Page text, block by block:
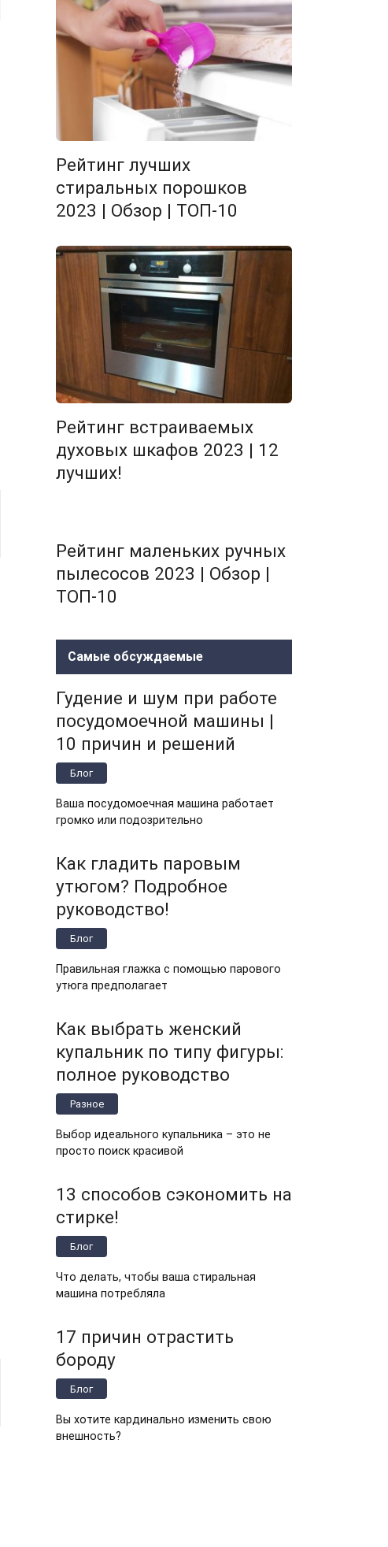
Рейтинг лучших
стиральных порошков
2023 | Обзор | ТОП-10
Рейтинг встраиваемых
духовых шкафов 2023 | 12
лучших!
Рейтинг маленьких ручных
пылесосов 2023 | Обзор |
ТОП-10
Самые обсуждаемые
Гудение и шум при работе
посудомоечной машины |
10 причин и решений
Блог
Ваша посудомоечная машина работает
громко или подозрительно
Как гладить паровым
утюгом? Подробное
руководство!
Блог
Правильная глажка с помощью парового
утюга предполагает
Как выбрать женский
купальник по типу фигуры:
полное руководство
Разное
Выбор идеального купальника – это не
просто поиск красивой
13 способов сэкономить на
стирке!
Блог
Что делать, чтобы ваша стиральная
машина потребляла
17 причин отрастить
бороду
Блог
Вы хотите кардинально изменить свою
внешность?